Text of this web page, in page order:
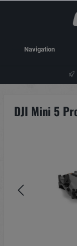
Navigation
DJI Mini 5